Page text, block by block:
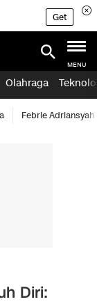
Get
MENU
Olahraga
Febrie Adriansyah
Diri: